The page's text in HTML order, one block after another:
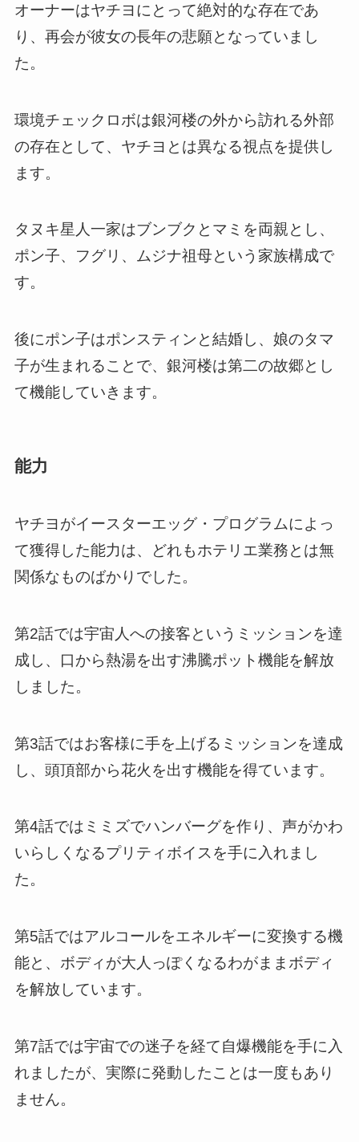
オーナーはヤチヨにとって絶対的な存在であ
り、再会が彼女の長年の悲願となっていまし
た。
環境チェックロボは銀河楼の外から訪れる外部
の存在として、ヤチヨとは異なる視点を提供し
ます。
タヌキ星人一家はブンブクとマミを両親とし、
ポン子、フグリ、ムジナ祖母という家族構成で
す。
後にポン子はポンスティンと結婚し、娘のタマ
子が生まれることで、銀河楼は第二の故郷とし
て機能していきます。
能力
ヤチヨがイースターエッグ・プログラムによっ
て獲得した能力は、どれもホテリエ業務とは無
関係なものばかりでした。
第2話では宇宙人への接客というミッションを達
成し、口から熱湯を出す沸騰ポット機能を解放
しました。
第3話ではお客様に手を上げるミッションを達成
し、頭頂部から花火を出す機能を得ています。
第4話ではミミズでハンバーグを作り、声がかわ
いらしくなるプリティボイスを手に入れまし
た。
第5話ではアルコールをエネルギーに変換する機
能と、ボディが大人っぽくなるわがままボディ
を解放しています。
第7話では宇宙での迷子を経て自爆機能を手に入
れましたが、実際に発動したことは一度もあり
ません。